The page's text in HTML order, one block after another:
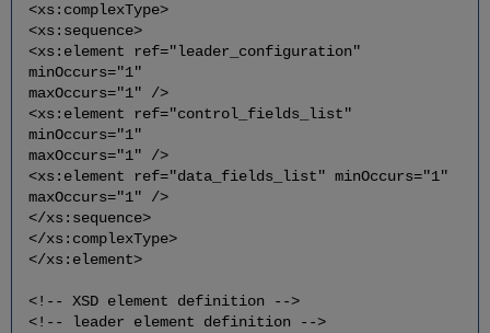
<xs:complexType>
<xs:sequence>
<xs:element ref="leader_configuration"
minOccurs="1"
maxOccurs="1" />
<xs:element ref="control_fields_list"
minOccurs="1"
maxOccurs="1" />
<xs:element ref="data_fields_list" minOccurs="1"
maxOccurs="1" />
</xs:sequence>
</xs:complexType>
</xs:element>
<!-- XSD element definition -->
<!-- leader element definition -->